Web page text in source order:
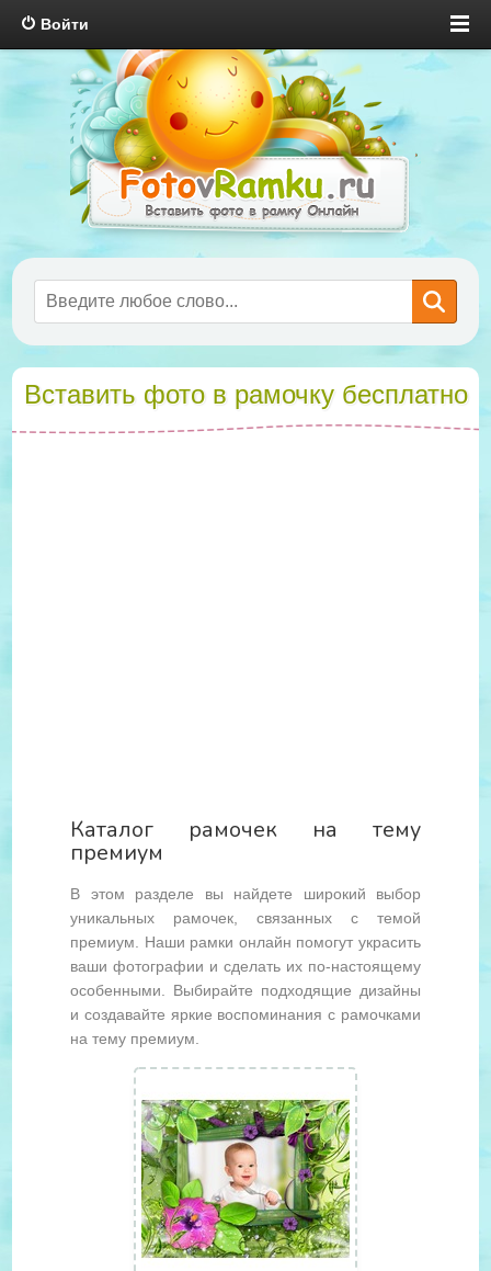
Войти
Вставить фото в рамочку бесплатно
Каталог рамочек на тему
премиум
В этом разделе вы найдете широкий выбор
уникальных рамочек, связанных с темой
премиум. Наши рамки онлайн помогут украсить
ваши фотографии и сделать их по-настоящему
особенными. Выбирайте подходящие дизайны
и создавайте яркие воспоминания с рамочками
на тему премиум.